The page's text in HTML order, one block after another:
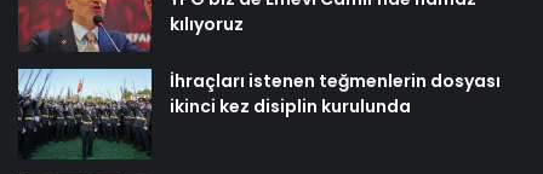
kılıyoruz
İhraçları istenen teğmenlerin dosyası
ikinci kez disiplin kurulunda